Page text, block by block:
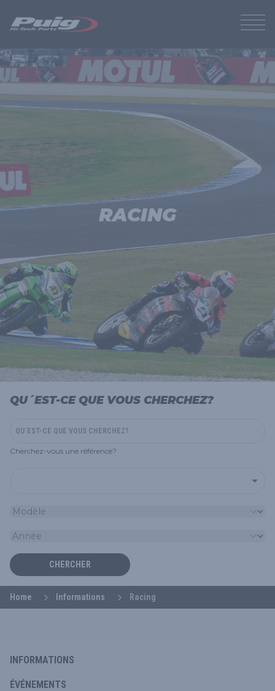
RACING
QU´EST-CE QUE VOUS CHERCHEZ?
Cherchez-vous une référence?
CHERCHER
Home Informations Racing
INFORMATIONS
ÉVÉNEMENTS